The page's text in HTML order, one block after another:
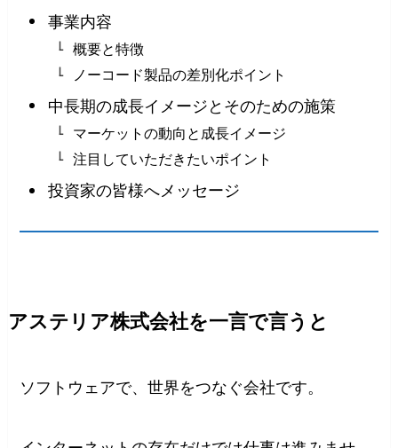
事業内容
概要と特徴
ノーコード製品の差別化ポイント
中長期の成長イメージとそのための施策
マーケットの動向と成長イメージ
注目していただきたいポイント
投資家の皆様へメッセージ
アステリア株式会社を一言で言うと
ソフトウェアで、世界をつなぐ会社です。